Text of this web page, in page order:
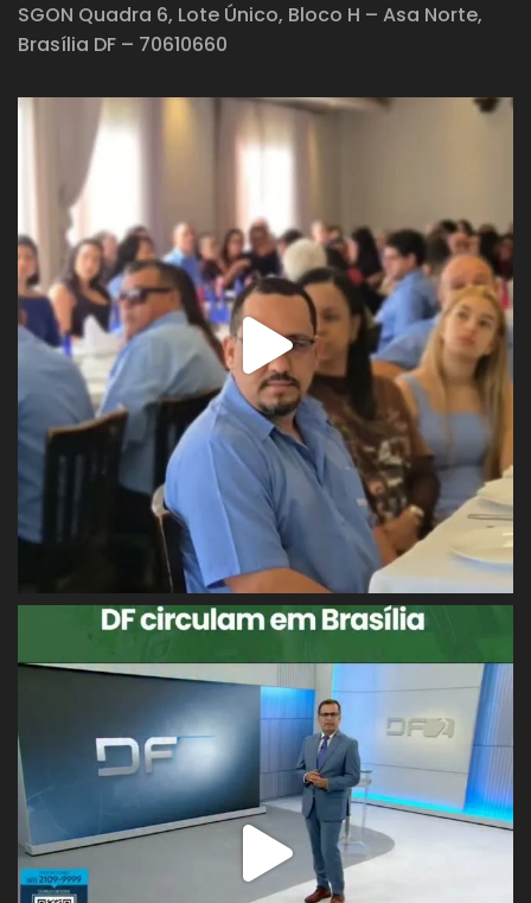
SGON Quadra 6, Lote Único, Bloco H – Asa Norte,
Brasília DF – 70610660